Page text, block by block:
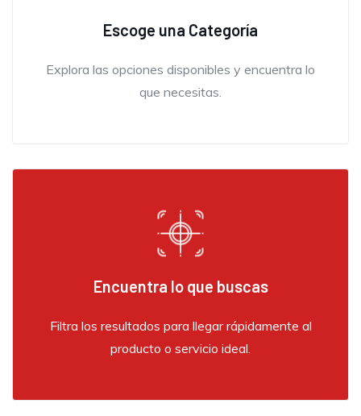
Escoge una Categoría
Explora las opciones disponibles y encuentra lo
que necesitas.
Encuentra lo que buscas
Filtra los resultados para llegar rápidamente al
producto o servicio ideal.